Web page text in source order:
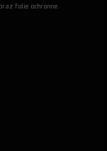
folie ochronne.